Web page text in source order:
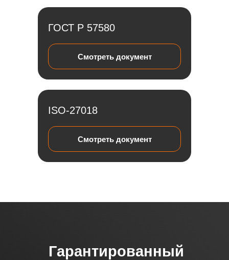
ГОСТ Р 57580
Смотреть документ
Смотреть документ
ISO-27018
Гарантированный